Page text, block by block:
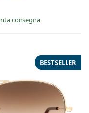
consegna
BESTSELLER